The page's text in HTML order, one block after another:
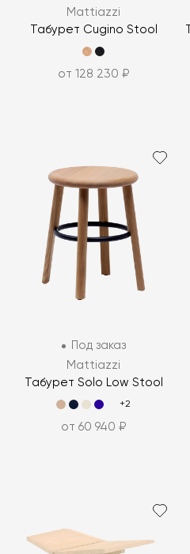
Mattiazzi
Табурет Cugino Stool
от 128 230 ₽
Под заказ
Mattiazzi
Табурет Solo Low Stool
+2
от 60 940 ₽